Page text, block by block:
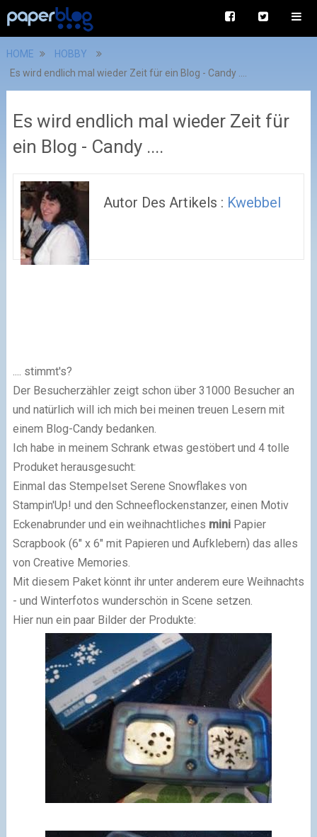
HOME
HOBBY
Es wird endlich mal wieder Zeit für ein Blog - Candy ....
Es wird endlich mal wieder Zeit für
ein Blog - Candy ....
Autor Des Artikels : Kwebbel
.... stimmt's?
Der Besucherzähler zeigt schon über 31000 Besucher an
und natürlich will ich mich bei meinen treuen Lesern mit
einem Blog-Candy bedanken.
Ich habe in meinem Schrank etwas gestöbert und 4 tolle
Produket herausgesucht:
Einmal das Stempelset Serene Snowflakes von
Stampin'Up! und den Schneeflockenstanzer, einen Motiv
Eckenabrunder und ein weihnachtliches miniPapier
Scrapbook (6" x 6" mit Papieren und Aufklebern) das alles
von Creative Memories.
Mit diesem Paket könnt ihr unter anderem eure Weihnachts
- und Winterfotos wunderschön in Scene setzen.
Hier nun ein paar Bilder der Produkte: